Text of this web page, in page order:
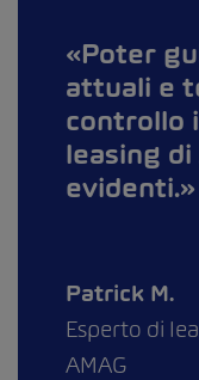
Poter
attuali e
controllo
leasing di
evidenti.
Patrick M.
Esperto di
AMAG